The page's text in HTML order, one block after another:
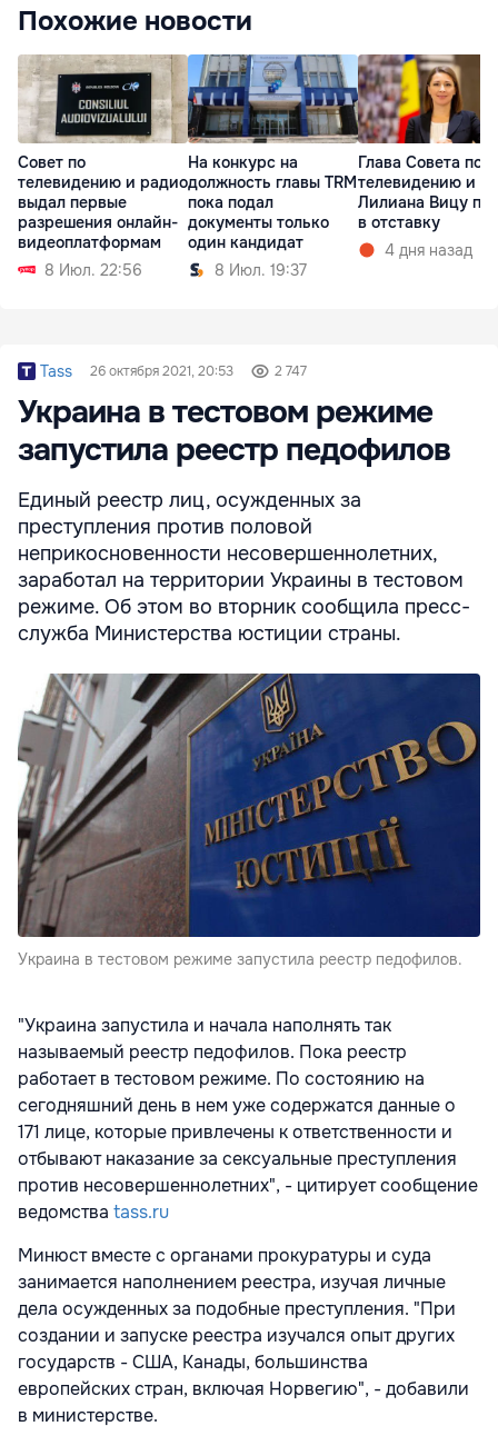
Похожие новости
Совет по
телевидению и радио
выдал первые
разрешения онлайн-
видеоплатформам
8 Июл. 22:56
На конкурс на
должность главы TRM
пока подал
документы только
один кандидат
8 Июл. 19:37
Глава Совета по
телевидению и
Лилиана Вицу
в отставку
4 дня назад
Tass 26 октября 2021, 20:53 2 747
Украина в тестовом режиме
запустила реестр педофилов
Единый реестр лиц, осужденных за
преступления против половой
неприкосновенности несовершеннолетних,
заработал на территории Украины в тестовом
режиме. Об этом во вторник сообщила пресс-
служба Министерства юстиции страны.
Украина в тестовом режиме запустила реестр педофилов.
"Украина запустила и начала наполнять так
называемый реестр педофилов. Пока реестр
работает в тестовом режиме. По состоянию на
сегодняшний день в нем уже содержатся данные о
171 лице, которые привлечены к ответственности и
отбывают наказание за сексуальные преступления
против несовершеннолетних", - цитирует сообщение
ведомства tass.ru
Минюст вместе с органами прокуратуры и суда
занимается наполнением реестра, изучая личные
дела осужденных за подобные преступления. "При
создании и запуске реестра изучался опыт других
государств - США, Канады, большинства
европейских стран, включая Норвегию", - добавили
в министерстве.